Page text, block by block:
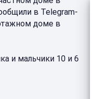
в Telegram-
доме в
и мальчики 10 и 6